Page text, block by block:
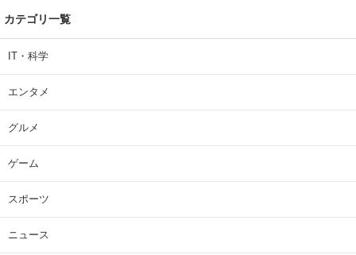
カテゴリ一覧
IT・科学
エンタメ
グルメ
ゲーム
スポーツ
ニュース